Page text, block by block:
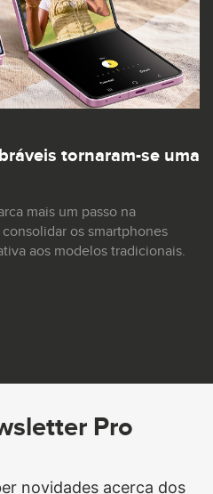
tornaram-se uma
mais um passo na
os smartphones
aos modelos tradicionais.
Pro
novidades acerca dos